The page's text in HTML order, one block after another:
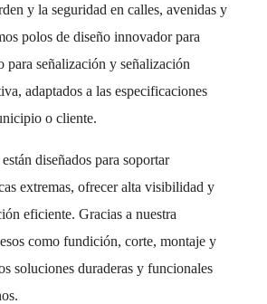
y la seguridad en calles, avenidas y
polos de diseño innovador para
para señalización y señalización
adaptados a las especificaciones
o cliente.
diseñados para soportar
extremas, ofrecer alta visibilidad y
eficiente. Gracias a nuestra
como fundición, corte, montaje y
soluciones duraderas y funcionales